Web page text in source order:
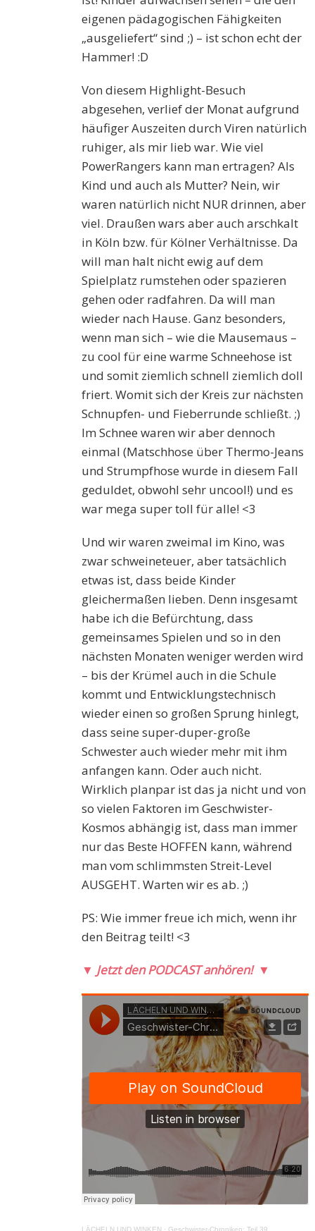
eigenen pädagogischen Fähigkeiten
„ausgeliefert“ sind ;) – ist schon echt der
Hammer! :D
Von diesem Highlight-Besuch
abgesehen, verlief der Monat aufgrund
häufiger Auszeiten durch Viren natürlich
ruhiger, als mir lieb war. Wie viel
PowerRangers kann man ertragen? Als
Kind und auch als Mutter? Nein, wir
waren natürlich nicht NUR drinnen, aber
viel. Draußen wars aber auch arschkalt
in Köln bzw. für Kölner Verhältnisse. Da
will man halt nicht ewig auf dem
Spielplatz rumstehen oder spazieren
gehen oder radfahren. Da will man
wieder nach Hause. Ganz besonders,
wenn man sich – wie die Mausemaus –
zu cool für eine warme Schneehose ist
und somit ziemlich schnell ziemlich doll
friert. Womit sich der Kreis zur nächsten
Schnupfen- und Fieberrunde schließt. ;)
Im Schnee waren wir aber dennoch
einmal (Matschhose über Thermo-Jeans
und Strumpfhose wurde in diesem Fall
geduldet, obwohl sehr uncool!) und es
war mega super toll für alle! <3
Und wir waren zweimal im Kino, was
zwar schweineteuer, aber tatsächlich
etwas ist, dass beide Kinder
gleichermaßen lieben. Denn insgesamt
habe ich die Befürchtung, dass
gemeinsames Spielen und so in den
nächsten Monaten weniger werden wird
– bis der Krümel auch in die Schule
kommt und Entwicklungstechnisch
wieder einen so großen Sprung hinlegt,
dass seine super-duper-große
Schwester auch wieder mehr mit ihm
anfangen kann. Oder auch nicht.
Wirklich planpar ist das ja nicht und von
so vielen Faktoren im Geschwister-
Kosmos abhängig ist, dass man immer
nur das Beste HOFFEN kann, während
man vom schlimmsten Streit-Level
AUSGEHT. Warten wir es ab. ;)
PS: Wie immer freue ich mich, wenn ihr
den Beitrag teilt! <3
▼ Jetzt den PODCAST anhören! ▼
LÄCHELN UND WINKEN ·Geschwister-Chroniken: Teil 39